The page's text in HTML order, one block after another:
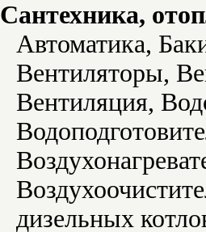
Сантехника,
Автоматика,
Вентиляторы,
Вентиляция,
дизельных